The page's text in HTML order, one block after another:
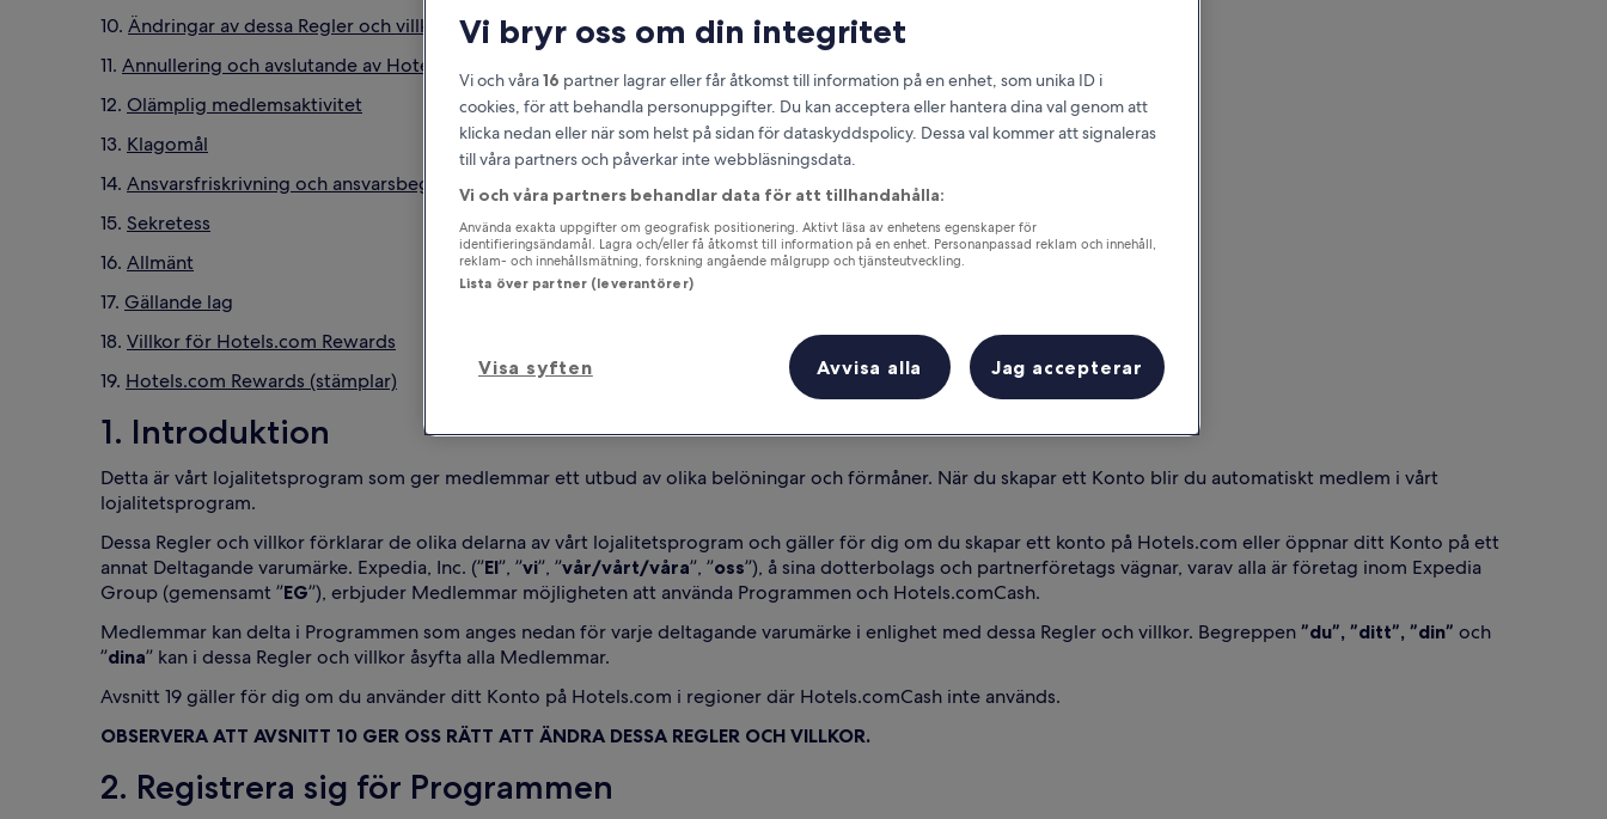
10. Ändringar av dessa Regler och villkor
11. Annullering och avslutande av Hotels.comCash och Programmen
12. Olämplig medlemsaktivitet
13. Klagomål
14. Ansvarsfriskrivning och ansvarsbegränsning
15. Sekretess
16. Allmänt
17. Gällande lag
18. Villkor för Hotels.com Rewards
19. Hotels.com Rewards (stämplar)
1. Introduktion
Detta är vårt lojalitetsprogram som ger medlemmar ett utbud av olika belöningar och förmåner. När du skapar ett Konto blir du automatiskt medlem i vårt
lojalitetsprogram.
Dessa Regler och villkor förklarar de olika delarna av vårt lojalitetsprogram och gäller för dig om du skapar ett konto på Hotels.com eller öppnar ditt Konto på ett
annat Deltagande varumärke. Expedia, Inc. (”EI”, ”vi”, ”vår/vårt/våra”, ”oss”), å sina dotterbolags och partnerföretags vägnar, varav alla är företag inom Expedia
Group (gemensamt ”EG”), erbjuder Medlemmar möjligheten att använda Programmen och Hotels.comCash.
Medlemmar kan delta i Programmen som anges nedan för varje deltagande varumärke i enlighet med dessa Regler och villkor. Begreppen ”du”, ”ditt”, ”din” och
”dina” kan i dessa Regler och villkor åsyfta alla Medlemmar.
Avsnitt 19 gäller för dig om du använder ditt Konto på Hotels.com i regioner där Hotels.comCash inte används.
OBSERVERA ATT AVSNITT 10 GER OSS RÄTT ATT ÄNDRA DESSA REGLER OCH VILLKOR.
2. Registrera sig för Programmen
Vi bryr oss om din integritet
Vi och våra16 partner lagrar eller får åtkomst till information på en enhet, som unika ID i
cookies, för att behandla personuppgifter. Du kan acceptera eller hantera dina val genom att
klicka nedan eller när som helst på sidan för dataskyddspolicy. Dessa val kommer att signaleras
till våra partners och påverkar inte webbläsningsdata.
Vi och våra partners behandlar data för att tillhandahålla:
Använda exakta uppgifter om geografisk positionering. Aktivt läsa av enhetens egenskaper för
identifieringsändamål. Lagra och/eller få åtkomst till information på en enhet. Personanpassad reklam och innehåll,
reklam- och innehållsmätning, forskning angående målgrupp och tjänsteutveckling.
Lista över partner (leverantörer)
Visa syften Avvisa alla Jag accepterar